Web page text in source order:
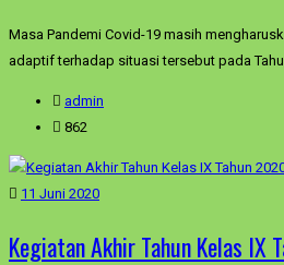
Masa Pandemi Covid-19 masih
adaptif terhadap situasi tersebut pada
admin
862
11 Juni 2020
Kegiatan Akhir Tahun Kelas IX